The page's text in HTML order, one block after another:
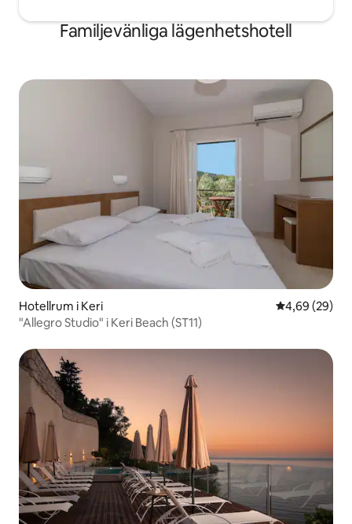
Familjevänliga lägenhetshotell
Hotellrum i Keri 4,69 av 5 i
4,69 (29)
"Allegro Studio" i Keri Beach (ST11)